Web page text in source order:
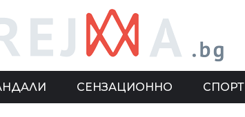
СЕНЗАЦИОННО СПОРТ